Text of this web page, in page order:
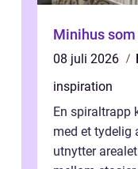
Minihus
08 juli 2026
inspiration
En spiraltrapp
med et tydelig
utnytter